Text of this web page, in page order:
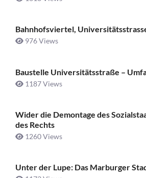
Bahnhofsviertel,
976 Views
Baustelle Universitätsstraße ­–
1187 Views
Wider die Demontage des
des Rechts
1260 Views
Unter der Lupe: Das Marburger